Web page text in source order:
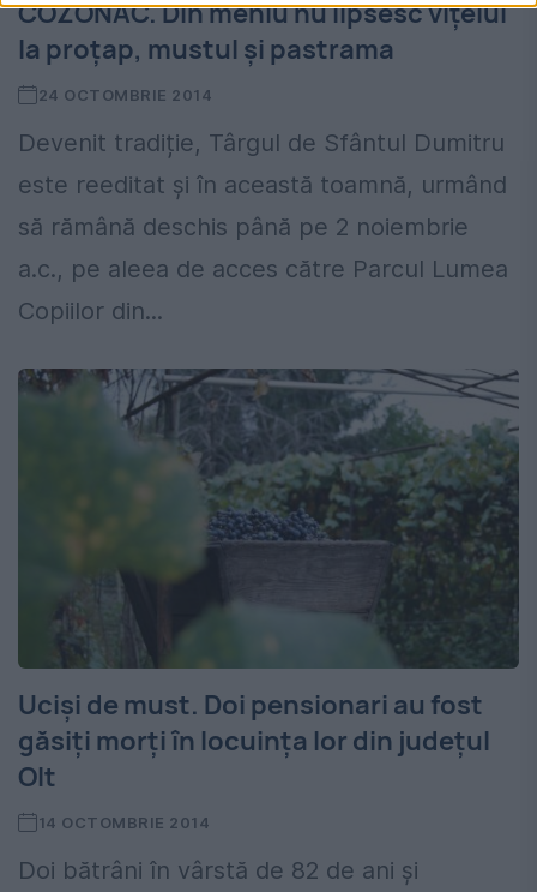
COZONAC. Din meniu nu lipsesc vițelul
la proțap, mustul și pastrama
24 OCTOMBRIE 2014
Devenit tradiție, Târgul de Sfântul Dumitru
este reeditat și în această toamnă, urmând
să rămână deschis până pe 2 noiembrie
a.c., pe aleea de acces către Parcul Lumea
Copiilor din...
Uciși de must. Doi pensionari au fost
găsiți morți în locuința lor din județul
Olt
14 OCTOMBRIE 2014
Doi bătrâni în vârstă de 82 de ani şi